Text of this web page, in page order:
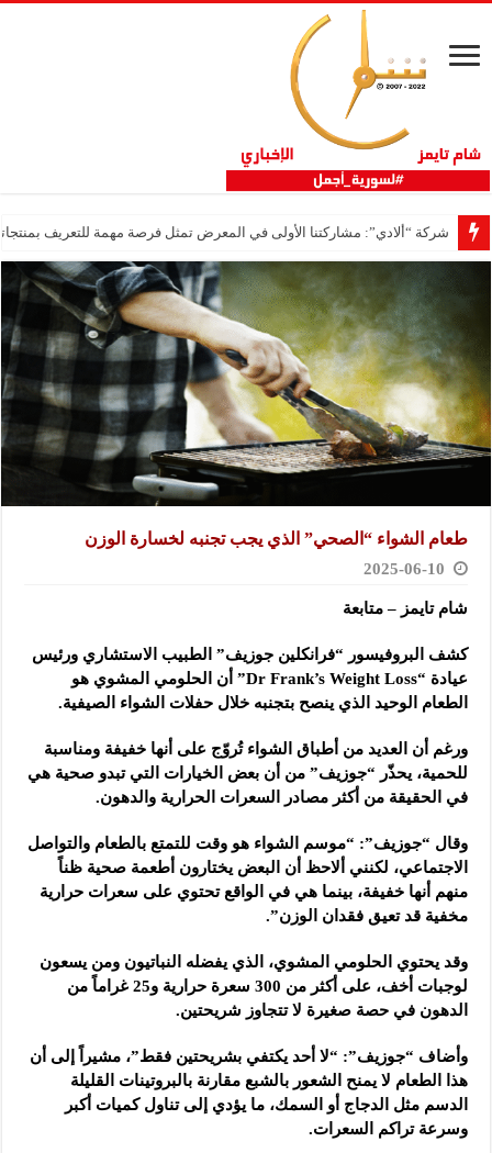
شركة “ألادي”: مشاركتنا الأولى في المعرض تمثل فرصة مهمة للتعريف
طعام الشواء “الصحي” الذي يجب تجنبه لخسارة الوزن
2025-06-10
شام تايمز – متابعة
كشف البروفيسور “فرانكلين جوزيف” الطبيب الاستشاري ورئيس
عيادة “Dr Frank’s Weight Loss” أن الحلومي المشوي هو
الطعام الوحيد الذي ينصح بتجنبه خلال حفلات الشواء الصيفية.
ورغم أن العديد من أطباق الشواء تُروّج على أنها خفيفة ومناسبة
للحمية، يحذّر “جوزيف” من أن بعض الخيارات التي تبدو صحية هي
في الحقيقة من أكثر مصادر السعرات الحرارية والدهون.
وقال “جوزيف”: “موسم الشواء هو وقت للتمتع بالطعام والتواصل
الاجتماعي، لكنني ألاحظ أن البعض يختارون أطعمة صحية ظناً
منهم أنها خفيفة، بينما هي في الواقع تحتوي على سعرات حرارية
مخفية قد تعيق فقدان الوزن”.
وقد يحتوي الحلومي المشوي، الذي يفضله النباتيون ومن يسعون
لوجبات أخف، على أكثر من 300 سعرة حرارية و25 غراماً من
الدهون في حصة صغيرة لا تتجاوز شريحتين.
وأضاف “جوزيف”: “لا أحد يكتفي بشريحتين فقط”، مشيراً إلى أن
هذا الطعام لا يمنح الشعور بالشبع مقارنة بالبروتينات القليلة
الدسم مثل الدجاج أو السمك، ما يؤدي إلى تناول كميات أكبر
وسرعة تراكم السعرات.